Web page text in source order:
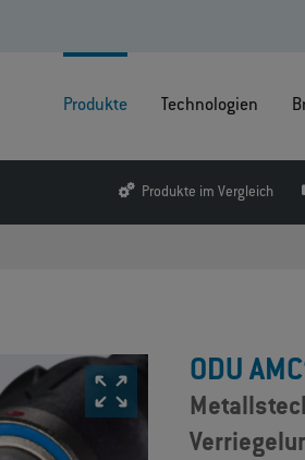
Produkte Technologien
Produkte im Vergleich
ODU